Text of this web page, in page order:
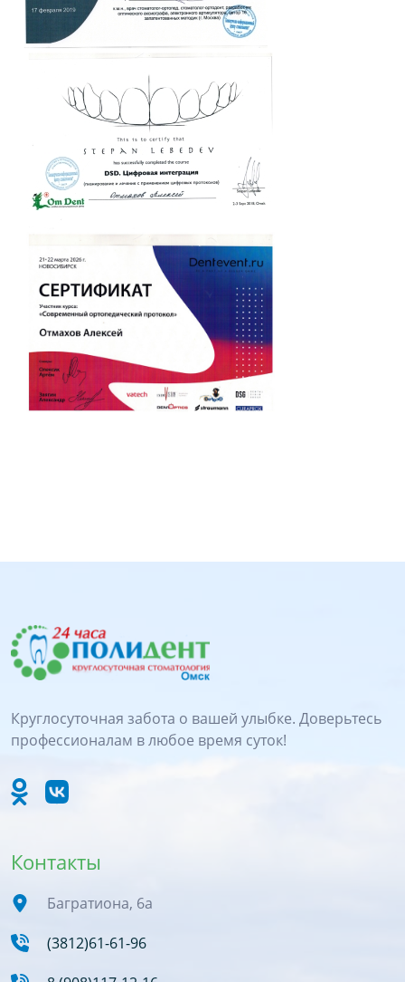
Круглосуточная забота о вашей улыбке. Доверьтесь
профессионалам в любое время суток!
Контакты
Багратиона, 6а
(3812)61-61-96